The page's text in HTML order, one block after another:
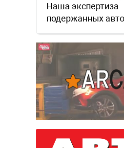
Наша экспертиза
подержанных